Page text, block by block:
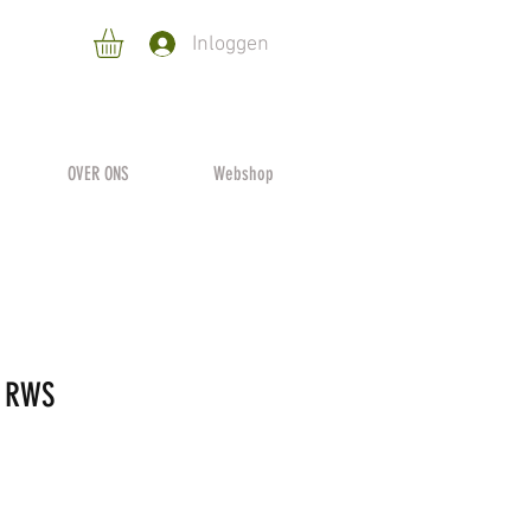
Inloggen
OVER ONS Webshop